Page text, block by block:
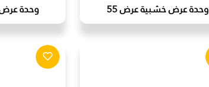
وحدة عرض خشبية عرض 55 وحدة